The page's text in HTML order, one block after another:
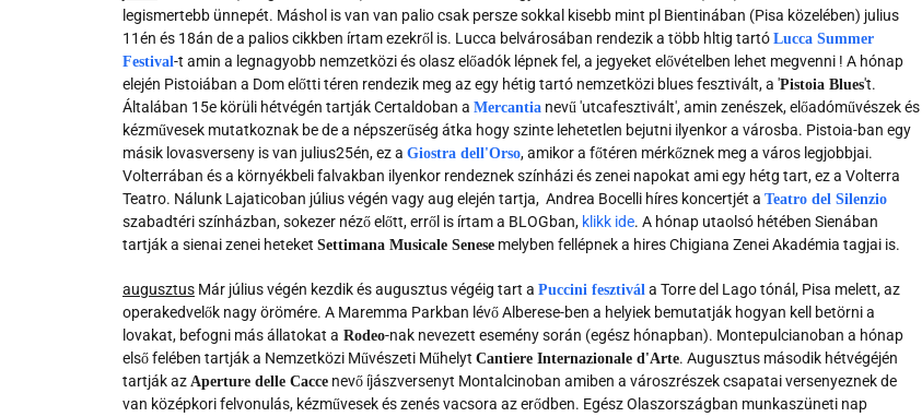
legismertebb ünnepét. Máshol is van van palio csak persze sokkal kisebb mint pl Bientinában (Pisa közelében) julius
11én és 18án de a palios cikkben írtam ezekről is. Lucca belvárosában rendezik a több hltig tartó Lucca Summer
Festival-t amin a legnagyobb nemzetközi és olasz előadók lépnek fel, a jegyeket elővételben lehet megvenni ! A hónap
elején Pistoiában a Dom előtti téren rendezik meg az egy hétig tartó nemzetközi blues fesztivált, a 'Pistoia Blues't.
Általában 15e körüli hétvégén tartják Certaldoban a Mercantia nevű 'utcafesztivált', amin zenészek, előadóművészek és
kézművesek mutatkoznak be de a népszerűség átka hogy szinte lehetetlen bejutni ilyenkor a városba. Pistoia-ban egy
másik lovasverseny is van julius25én, ez a Giostra dell'Orso, amikor a főtéren mérkőznek meg a város legjobbjai.
Volterrában és a környékbeli falvakban ilyenkor rendeznek színházi és zenei napokat ami egy hétg tart, ez a Volterra
Teatro. Nálunk Lajaticoban július végén vagy aug elején tartja, Andrea Bocelli híres koncertjét a Teatro del Silenzio
szabadtéri színházban, sokezer néző előtt, erről is írtam a BLOGban, klikk ide. A hónap utaolsó hétében Sienában
tartják a sienai zenei heteket Settimana Musicale Senese melyben fellépnek a hires Chigiana Zenei Akadémia tagjai is.
augusztus Már július végén kezdik és augusztus végéig tart a Puccini fesztivál a Torre del Lago tónál, Pisa melett, az
operakedvelők nagy örömére. A Maremma Parkban lévő Alberese-ben a helyiek bemutatják hogyan kell betörni a
lovakat, befogni más állatokat a Rodeo-nak nevezett esemény során (egész hónapban). Montepulcianoban a hónap
első felében tartják a Nemzetközi Művészeti Műhelyt Cantiere Internazionale d'Arte. Augusztus második hétvégéjén
tartják az Aperture delle Cacce nevő íjászversenyt Montalcinoban amiben a városzrészek csapatai versenyeznek de
van középkori felvonulás, kézművesek és zenés vacsora az erődben. Egész Olaszországban munkaszüneti nap